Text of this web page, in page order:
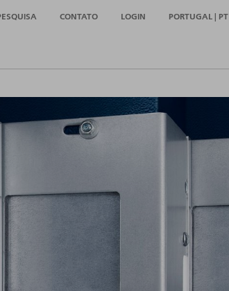
CONTATO LOGIN PORTUGAL | PT